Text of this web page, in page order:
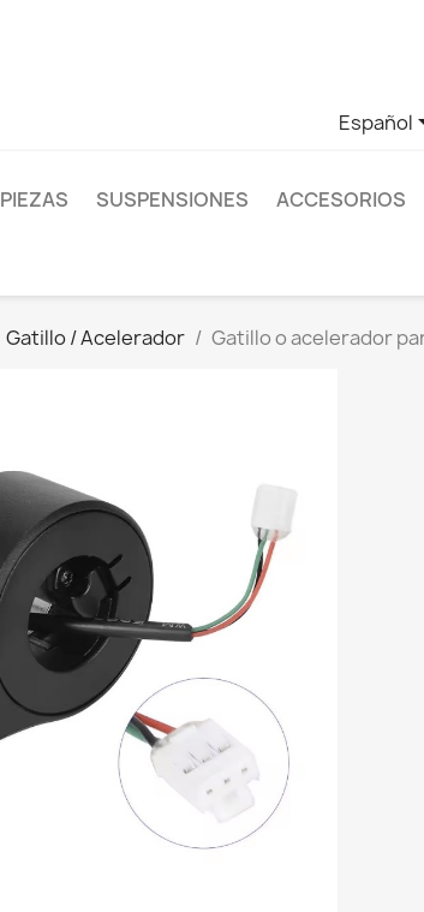
Español
PIEZAS SUSPENSIONES ACCESORIOS
Gatillo / Acelerador Gatillo o acelerador